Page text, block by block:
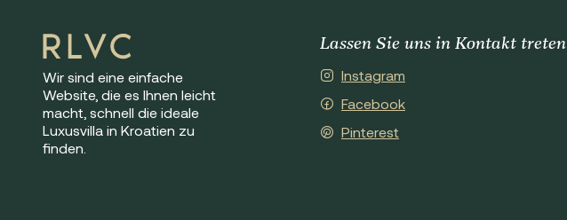
Wir sind eine einfache
Website, die es Ihnen leicht
macht, schnell die ideale
Luxusvilla in Kroatien zu
finden.
Lassen Sie uns in Kontakt treten
Instagram
Facebook
Pinterest